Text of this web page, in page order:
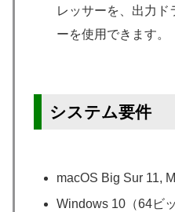
レッサーを、出力ド
ーを使用できます。
システム要件
macOS Big Sur 11,
Windows 10（64ビ